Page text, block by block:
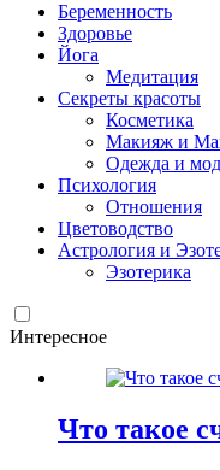
Беременность
Здоровье
Йога
Медитация
Секреты красоты
Косметика
Макияж и
Одежда и
Психология
Отношения
Цветоводство
Астрология и
Эзотерика
Интересное
Что такое